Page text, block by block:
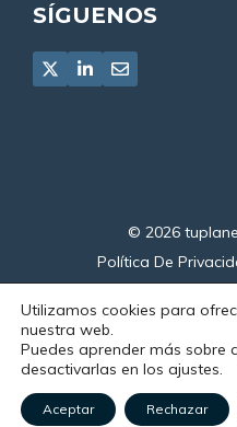
SÍGUENOS
© 2026
Política De
Utilizamos cookies para
nuestra web.
Puedes aprender más sobre
desactivarlas en los ajustes.
Aceptar Rechazar